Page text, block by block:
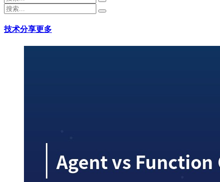
技术分享更多